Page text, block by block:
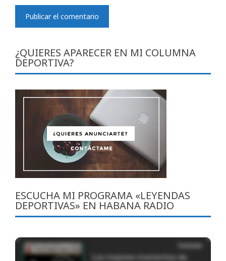
¿QUIERES APARECER EN MI COLUMNA
DEPORTIVA?
ESCUCHA MI PROGRAMA «LEYENDAS
DEPORTIVAS» EN HABANA RADIO